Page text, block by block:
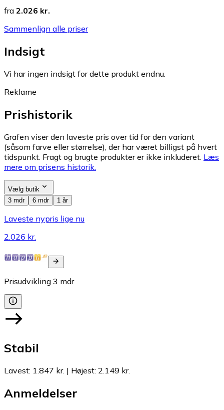
fra 2.026 kr.
Sammenlign alle priser
Indsigt
Vi har ingen indsigt for dette produkt endnu.
Reklame
Prishistorik
Grafen viser den laveste pris over tid for den variant
(såsom farve eller størrelse), der har været billigst på hvert
tidspunkt. Fragt og brugte produkter er ikke inkluderet. Læs
mere om prisens historik.
Vælg butik
3 mdr
6 mdr 1 år
Laveste nypris lige nu
2.026 kr.
Prisudvikling 3 mdr
Stabil
Lavest: 1.847 kr. | Højest: 2.149 kr.
Anmeldelser